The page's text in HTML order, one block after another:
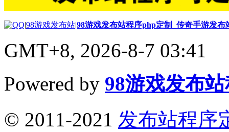
|98游戏发布站|98游戏发布站程序php定制_传奇手游发
GMT+8, 2026-8-7 03:41
Powered by 98游戏发布
© 2011-2021 发布站程序